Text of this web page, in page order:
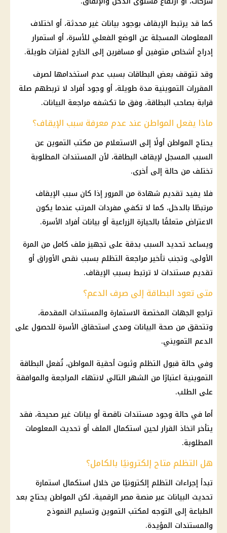
كما قد يرتبط الإيقاف بوجود بيانات غير محدثة، أو اختلاف
المعلومات المسجلة عن الوضع الفعلي للأسرة، أو استمرار
إدراج أشخاص متوفين أو مسافرين إلى الخارج لفترات طويلة.
وقد تتوقف بعض البطاقات بسبب عدم استخدامها لصرف
المقررات التموينية مدة طويلة، أو وجود أفراد لا تربطهم صلة
قرابة بصاحب البطاقة، وفق ما تكشفه مراجعة البيانات.
ماذا يفعل المواطن عند عدم معرفة سبب الإيقاف؟
يحتاج المواطن أولًا إلى الاستعلام من مكتب التموين عن
السبب المسجل لإيقاف البطاقة، لأن المستندات المطلوبة
تختلف من حالة إلى أخرى.
فلا يفيد تقديم شهادة من المرور إذا كان سبب الإيقاف
مرتبطًا بالدخل، كما لا تكفي مفردات المرتب عندما يكون
الاعتراض متعلقًا بالحيازة الزراعية أو بيانات أفراد الأسرة.
ويساعد تحديد السبب بدقة على تجهيز ملف كامل من المرة
الأولى، وتجنب تأخير مراجعة التظلم بسبب نقص الأوراق أو
تقديم مستندات لا ترتبط بسبب الإيقاف.
متى تعود البطاقة إلى صرف الدعم؟
تراجع الجهات المختصة الاستمارة والمستندات المقدمة،
وتتحقق من صحة البيانات ومدى استحقاق الأسرة للحصول على
الدعم التمويني.
وفي حالة قبول التظلم وثبوت أحقية المواطن، تُفعل البطاقة
التموينية اعتبارًا من الشهر التالي لانتهاء المراجعة والموافقة
على الطلب.
أما في حالة وجود مستندات ناقصة أو بيانات غير صحيحة، فقد
يتأخر اتخاذ القرار لحين استكمال الملف أو تحديث المعلومات
المطلوبة.
هل التظلم متاح إلكترونيًا بالكامل؟
تبدأ إجراءات التظلم إلكترونيًا من خلال استكمال استمارة
تحديث البيانات عبرمنصة مصر الرقمية، لكن المواطن يحتاج بعد
الطباعة إلى التوجه لمكتب التموين وتسليم النموذج
والمستندات المؤيدة.